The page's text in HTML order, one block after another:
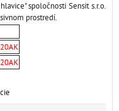
spoločnosti Sensit s.r.o.
prostredí.